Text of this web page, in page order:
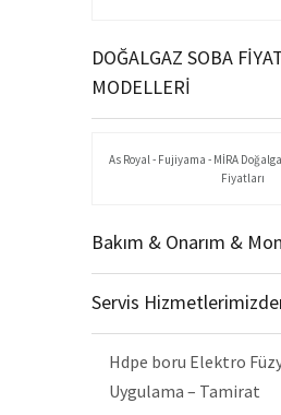
DOĞALGAZ SOBA
MODELLERİ
As Royal - Fujiyama - MİRA
Fiyatları
Bakım & Onarım &
Servis
Hdpe boru Elektro
Uygulama – Tamirat